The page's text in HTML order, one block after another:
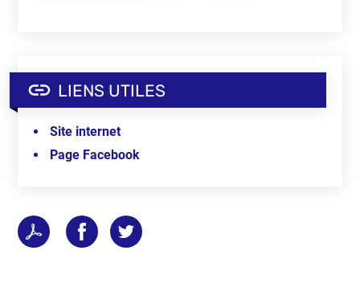
LIENS UTILES
Site internet
Page Facebook